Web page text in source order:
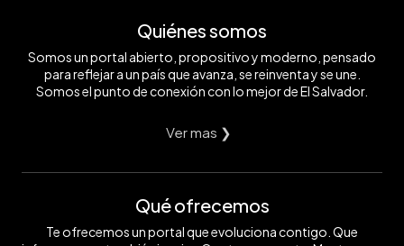
Quiénes somos
Somos un portal abierto, propositivo y moderno, pensado
para reflejar a un país que avanza, se reinventa y se une.
Somos el punto de conexión con lo mejor de El Salvador.
Ver mas ❯
Qué ofrecemos
Te ofrecemos un portal que evoluciona contigo. Que